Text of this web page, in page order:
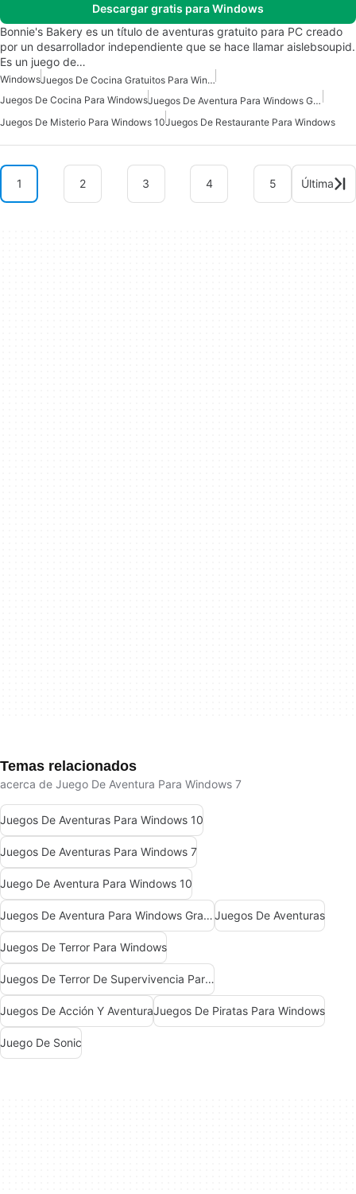
Descargar gratis para Windows
Bonnie's Bakery es un título de aventuras gratuito para PC creado
por un desarrollador independiente que se hace llamar aislebsoupid.
Es un juego de…
Windows
Juegos De Cocina Gratuitos Para Windows
Juegos De Cocina Para Windows
Juegos De Aventura Para Windows Gratis
Juegos De Misterio Para Windows 10Juegos De Restaurante Para Windows
1 2 3 4 5 Última
Temas relacionados
acerca de Juego De Aventura Para Windows 7
Juegos De Aventuras Para Windows 10
Juegos De Aventuras Para Windows 7
Juego De Aventura Para Windows 10
Juegos De Aventura Para Windows GratisJuegos De Aventuras
Juegos De Terror Para Windows
Juegos De Terror De Supervivencia Para Windows
Juegos De Acción Y AventuraJuegos De Piratas Para Windows
Juego De Sonic